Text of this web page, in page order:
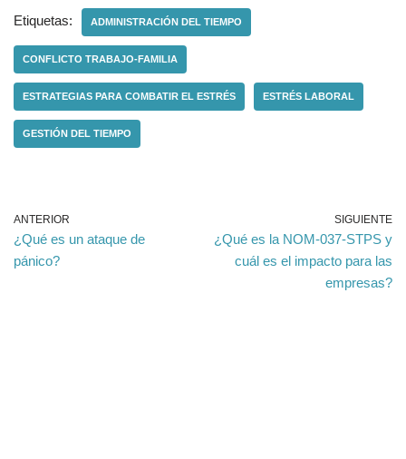
Etiquetas: ADMINISTRACIÓN DEL TIEMPO
CONFLICTO TRABAJO-FAMILIA
ESTRATEGIAS PARA COMBATIR EL ESTRÉS ESTRÉS LABORAL
GESTIÓN DEL TIEMPO
ANTERIOR
¿Qué es un ataque de
pánico?
SIGUIENTE
¿Qué es la NOM-037-STPS y
cuál es el impacto para las
empresas?